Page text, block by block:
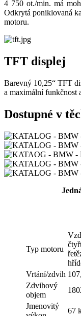
4 750 ot./min. má
Odkrytá poniklovaná
motoru.
TFT displej
Barevný 10,25“ TFT
a maximální funkčnost
Dostupné v
Typ motoru
Vrtání/zdvih
Zdvihový
objem
Jmenovitý
67